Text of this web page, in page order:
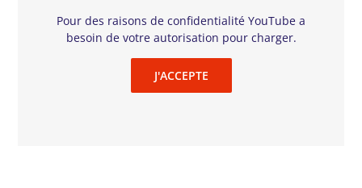
Pour des raisons de confidentialité YouTube a
besoin de votre autorisation pour charger.
J'ACCEPTE